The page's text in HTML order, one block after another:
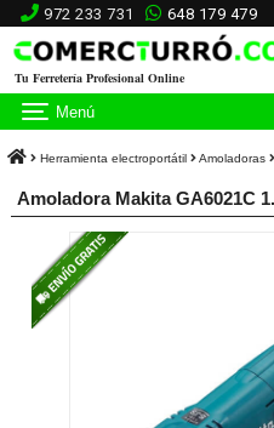
972 233 731 648 179 479
Tu Ferretería Profesional Online
Menú
Herramienta electroportátil Amoladoras
Amoladora Makita GA6021C